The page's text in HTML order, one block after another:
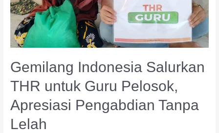
Gemilang Indonesia Salurkan
THR untuk Guru Pelosok,
Apresiasi Pengabdian Tanpa
Lelah
Tanpa
Lelah